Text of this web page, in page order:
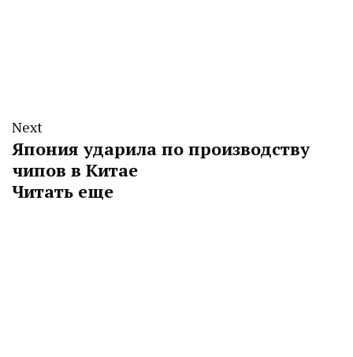
Next
Япония ударила по производству
чипов в Китае
Читать еще